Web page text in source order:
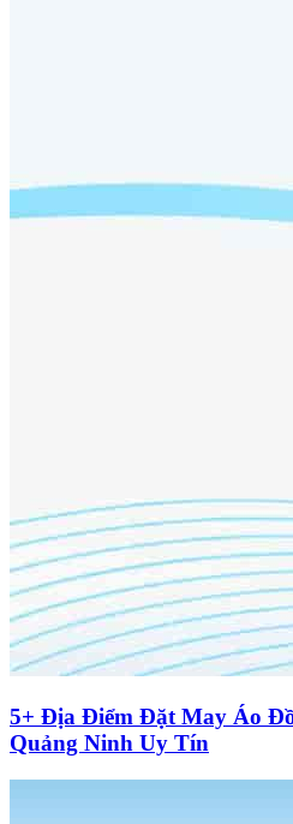
5+ Địa Điểm Đặt May Áo
Quảng Ninh Uy Tín